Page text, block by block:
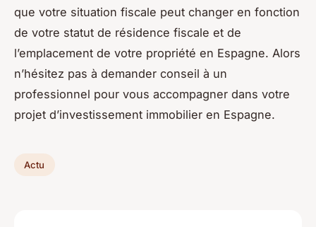
que votre situation fiscale peut changer en fonction
de votre statut de résidence fiscale et de
l’emplacement de votre propriété en Espagne. Alors
n’hésitez pas à demander conseil à un
professionnel pour vous accompagner dans votre
projet d’investissement immobilier en Espagne.
Actu